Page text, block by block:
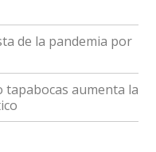
de la pandemia por
aumenta la